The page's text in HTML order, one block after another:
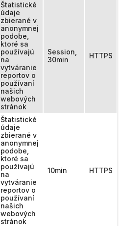
Štatistické
údaje
zbierané v
anonymnej
podobe,
ktoré sa
používajú
na
vytváranie
reportov o
používaní
našich
webových
stránok
Session,
30min
HTTPS
Štatistické
údaje
zbierané v
anonymnej
podobe,
ktoré sa
používajú
na
vytváranie
reportov o
používaní
našich
webových
stránok
10min HTTPS